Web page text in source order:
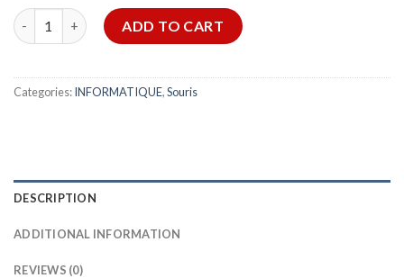
Souris Optique JeDEL 230 quantity
ADD TO CART
Categories:INFORMATIQUE,Souris
DESCRIPTION
ADDITIONAL INFORMATION
REVIEWS (0)